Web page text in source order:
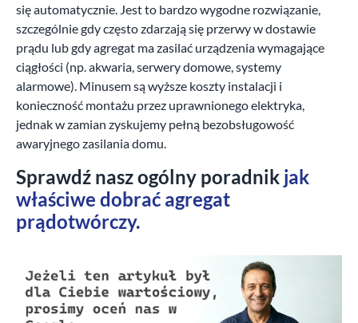
się automatycznie. Jest to bardzo wygodne rozwiązanie,
szczególnie gdy często zdarzają się przerwy w dostawie
prądu lub gdy agregat ma zasilać urządzenia wymagające
ciągłości (np. akwaria, serwery domowe, systemy
alarmowe). Minusem są wyższe koszty instalacji i
konieczność montażu przez uprawnionego elektryka,
jednak w zamian zyskujemy pełną bezobsługowość
awaryjnego zasilania domu.
Sprawdź nasz ogólny poradnik jak
właściwe dobrać agregat
prądotwórczy.